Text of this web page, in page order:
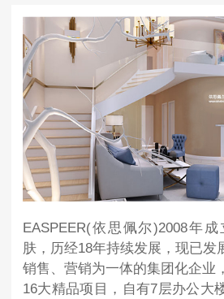
EASPEER(依思佩尔)2008年
肤，历经18年持续发展，现已发
销售、营销为一体的集团化企业
16大精品项目，自有7层办公大